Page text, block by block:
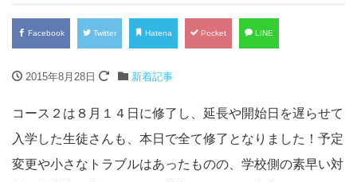
Facebook Twitter Hatena Pocket LINE
2015年8月28日 新着記事
コース２は８月１４日に修了し、延長や開始日を遅らせて
入学した生徒さんも、本日で全て修了となりました！予定
変更や小さなトラブルはあったものの、学校側の素早い対